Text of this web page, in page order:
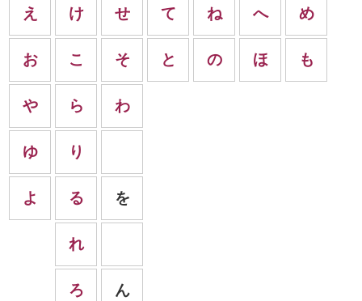
え
お
け
こ
せ
そ
て
と
ね
の
へ
ほ
め
も
や
ゆ
よ
ら
り
る
れ
ろ
わ
を
ん